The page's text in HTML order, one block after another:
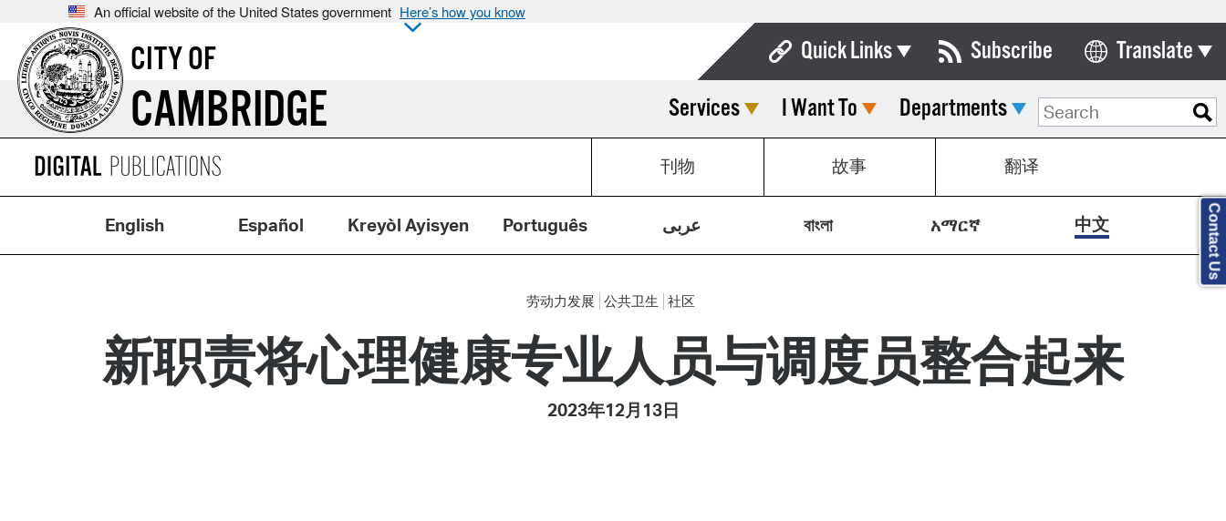
An official website of the United States government Here’s how you know
CITY OF
CAMBRIDGE
Quick Links
Boards & Commissions
Calendar
Contact City Council
Department List
Municipal Code
Open Meeting Portal
Subscribe Translate
Select Language
Services I Want To Departments
刊物 故事 翻译
English Español Kreyòl Ayisyen Português عربى বাংলা አማርኛ 中文
劳动力发展 公共卫生 社区
新职责将心理健康专业人员与调度员整合起来
2023年12月13日
Contact Us